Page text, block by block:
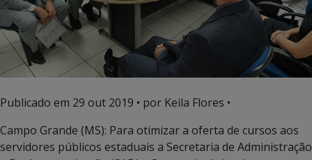
Publicado em 29 out 2019 • por Keila Flores •
Campo Grande (MS): Para otimizar a oferta de cursos aos
servidores públicos estaduais a Secretaria de Administração